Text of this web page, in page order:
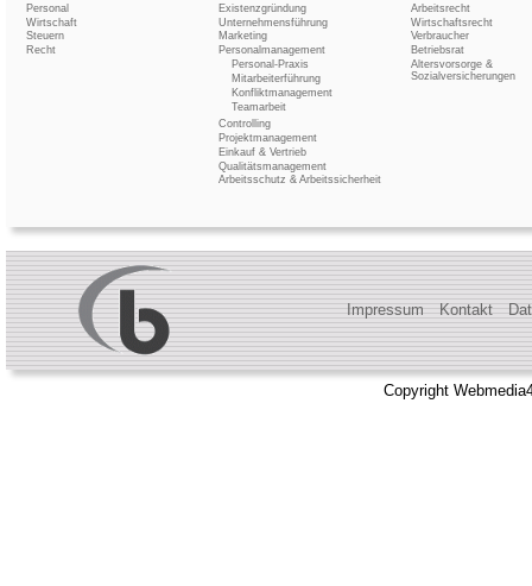
Personal
Wirtschaft
Steuern
Recht
Existenzgründung
Unternehmensführung
Marketing
Personalmanagement
Personal-Praxis
Mitarbeiterführung
Konfliktmanagement
Teamarbeit
Controlling
Projektmanagement
Einkauf & Vertrieb
Qualitätsmanagement
Arbeitsschutz & Arbeitssicherheit
Arbeitsrecht
Wirtschaftsrecht
Verbraucher
Betriebsrat
Altersvorsorge &
Sozialversicherungen
Impressum Kontakt
Copyright